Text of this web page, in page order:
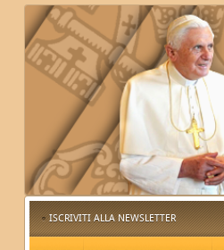
ISCRIVITI ALLA NEWSLETTER